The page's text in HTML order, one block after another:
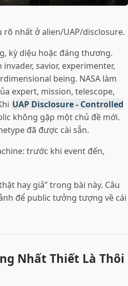
rõ nhất ở alien/UAP/disclosure.
kỳ diệu hoặc đáng thương.
savior, experimenter,
being. NASA làm
expert, mission, telescope,
UAP Disclosure - Controlled
không gặp một chủ đề mới.
đã được cài sẵn.
trước khi event đến,
hay giả” trong bài này. Câu
để public tưởng tượng về cái
Nhất Thiết Là Thôi